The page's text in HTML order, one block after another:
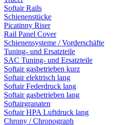
Softair Rails
Schienenstücke
Picatinny Riser
Rail Panel Cover
Schienensysteme / Vorderschäfte
Tuning- und Ersatzteile
SAC Tuning- und Ersatzteile
Softair gasbetrieben kurz
Softair elektrisch lang
Softair Federdruck lang
Softair gasbetrieben lang
Softairgranaten
Softair HPA Luftdruck lang
Chrony / Chronograph